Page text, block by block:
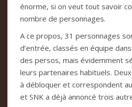
énorme, si on veut tout savoir
nombre de personnages.
A ce propos, 31 personnages
d’entrée, classés en équipe
des persos, mais évidemment
leurs partenaires habituels.
à débloquer et correspondent
et SNK a déjà annoncé trois